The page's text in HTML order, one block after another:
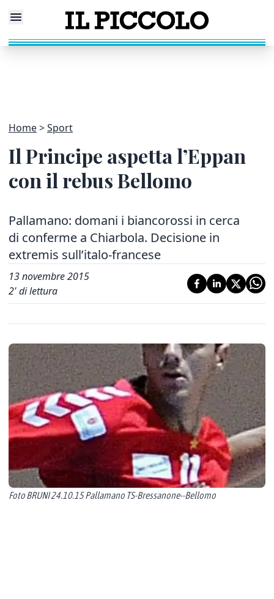
Home Sport
Il Principe aspetta l’Eppan
con il rebus Bellomo
Pallamano: domani i biancorossi in cerca
di conferme a Chiarbola. Decisione in
extremis sull’italo-francese
13 novembre 2015
2' di lettura
Foto BRUNI 24.10.15 Pallamano TS-Bressanone--Bellomo